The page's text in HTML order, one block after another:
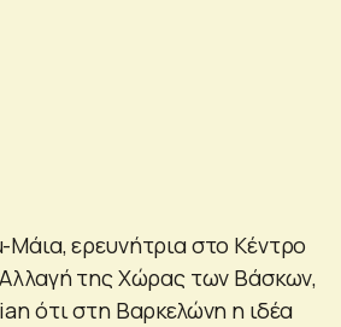
ερευνήτρια στο Κέντρο
Αλλαγή της Χώρας των Βάσκων,
ότι στη Βαρκελώνη η ιδέα